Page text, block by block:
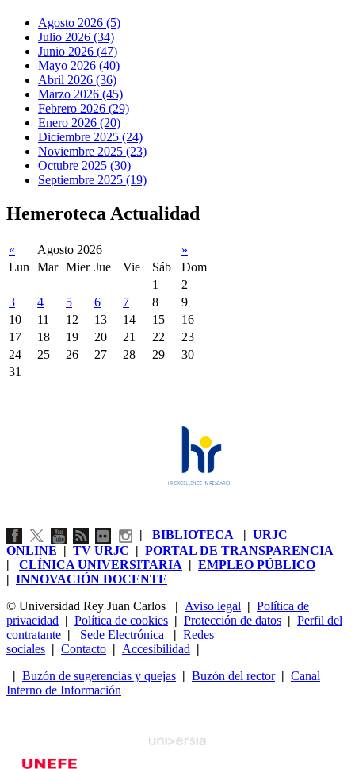
Agosto 2026 (5)
Julio 2026 (34)
Junio 2026 (47)
Mayo 2026 (40)
Abril 2026 (36)
Marzo 2026 (45)
Febrero 2026 (29)
Enero 2026 (20)
Diciembre 2025 (24)
Noviembre 2025 (23)
Octubre 2025 (30)
Septiembre 2025 (19)
Hemeroteca Actualidad
« Agosto 2026
»
Lun
Mar Mier Jue Vie Sáb
Dom
1
2
3
4 5 6 7 8
9
10
11 12 13 14 15
16
17
18 19 20 21 22
23
24
25 26 27 28 29
30
31
| BIBLIOTECA | URJC
ONLINE | TV URJC | PORTAL DE TRANSPARENCIA
| CLÍNICA UNIVERSITARIA | EMPLEO PÚBLICO
| INNOVACIÓN DOCENTE
© Universidad Rey Juan Carlos
| Aviso legal | Política de
privacidad | Política de cookies | Protección de datos | Perfil del
contratante | Sede Electrónica | Redes
sociales | Contacto | Accesibilidad |
| Buzón de sugerencias y quejas | Buzón del rector| Canal
Interno de Información